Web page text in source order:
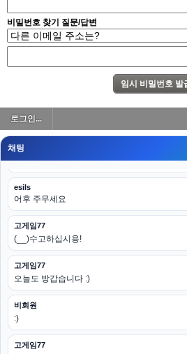
비밀번호 찾기 질문/답변
로그인...
채팅
esils
아 이제 2로 돌아왔군요
esils
모바일로 보는데도 좀 불편하더라구요
고게임77
아 ㅋㅋ 내일도 심심하면 들리겠습니다. 벌써
esils
어후 주무세요
고게임77
(__)수고하십시용!
고게임77
오늘도 방갑습니다 :)
비회원
:)
고게임77